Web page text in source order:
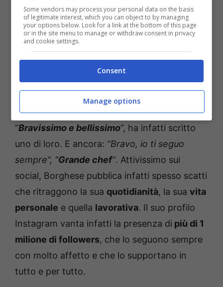
“Bravissimo e bellissimo“, ha infatti scritto
uno di loro. E ancora: “Bravo, io ti seguo
sempre”, “Grande chef“. Attivissimo sui
social, Borghese pubblica infatti spesso scatti
che ritraggono la sua quotidianità, la sua vita
personale e quella lavorativa. Il suo profilo
Instagram vanta infatti la presenza di più di 1
milione di followers, che lo seguono sempre
con molto affetto e che lo supportano in
tutto e per tutto.
Some vendors may process your personal data on the basis
of legitimate interest, which you can object to by managing
your options below. Look for a link at the bottom of this page
or in the site menu to manage or withdraw consent in privacy
and cookie settings.
Consent
Manage options